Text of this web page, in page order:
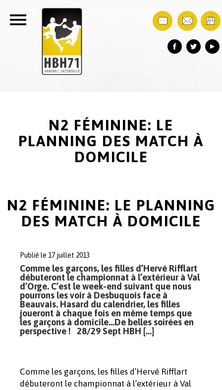
N2 FÉMININE: LE
PLANNING DES MATCH À
DOMICILE
N2 FÉMININE: LE PLANNING
DES MATCH À DOMICILE
Publié le 17 juillet 2013
Comme les garçons, les filles d’Hervé Rifflart
débuteront le championnat à l’extérieur à Val
d’Orge. C’est le week-end suivant que nous
pourrons les voir à Desbuquois face à
Beauvais. Hasard du calendrier, les filles
joueront à chaque fois en même temps que
les garçons à domicile…De belles soirées en
perspective ! 28/29 Sept HBH […]
Comme les garçons, les filles d’Hervé Rifflart
débuteront le championnat à l’extérieur à Val